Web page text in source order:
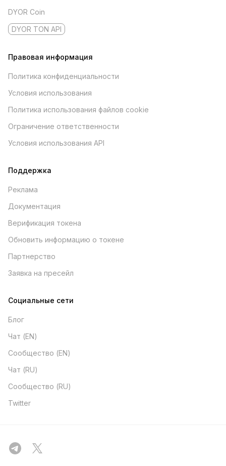
DYOR Coin
DYOR TON API
Правовая информация
Политика конфиденциальности
Условия использования
Политика использования файлов cookie
Ограничение ответственности
Условия использования API
Поддержка
Реклама
Документация
Верификация токена
Обновить информацию о токене
Партнерство
Заявка на пресейл
Социальные сети
Блог
Чат (EN)
Сообщество (EN)
Чат (RU)
Сообщество (RU)
Twitter